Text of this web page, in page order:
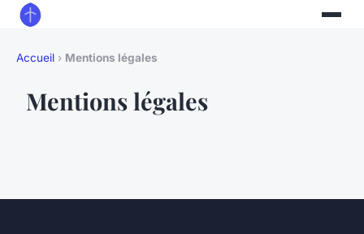
Accueil › Mentions légales
Mentions légales